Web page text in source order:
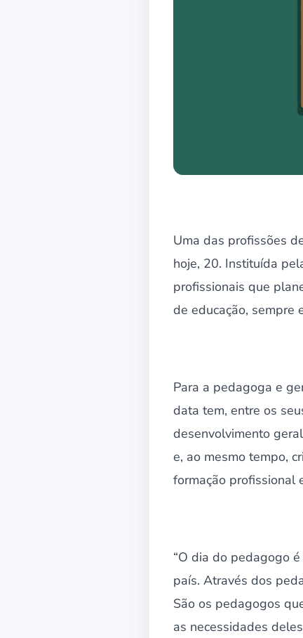
Uma das profissões
hoje, 20. Instituída
profissionais que
de educação, sempre
Para a pedagoga e
data tem, entre os
desenvolvimento
e, ao mesmo tempo,
formação profissional
“O dia do pedagogo
país. Através dos
São os pedagogos
as necessidades